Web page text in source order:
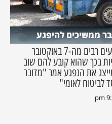
המוסד לביטוח לאומי כופה על נפגעים רבים מה-7 באוקטובר
בכך שהוא קובע להם שוב
את הנפגע אמר "מדובר
לביטוח לאומי"